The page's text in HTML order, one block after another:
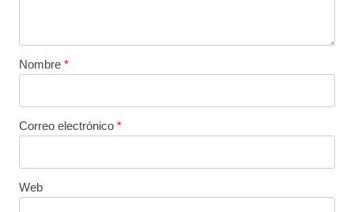
Nombre *
Correo electrónico *
Web